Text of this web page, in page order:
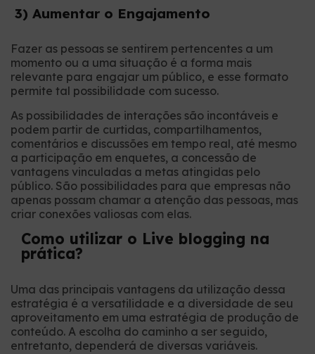
3) Aumentar o Engajamento
Fazer as pessoas se sentirem pertencentes a um
momento ou a uma situação é a forma mais
relevante para engajar um público, e esse formato
permite tal possibilidade com sucesso.
As possibilidades de interações são incontáveis e
podem partir de curtidas, compartilhamentos,
comentários e discussões em tempo real, até mesmo
a participação em enquetes, a concessão de
vantagens vinculadas a metas atingidas pelo
público. São possibilidades para que empresas não
apenas possam chamar a atenção das pessoas, mas
criar conexões valiosas com elas.
Como utilizar o Live blogging na
prática?
Uma das principais vantagens da utilização dessa
estratégia é a versatilidade e a diversidade de seu
aproveitamento em uma estratégia de produção de
conteúdo. A escolha do caminho a ser seguido,
entretanto, dependerá de diversas variáveis.